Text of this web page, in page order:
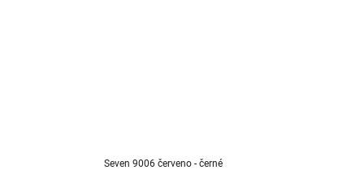
Seven 9006 červeno - černé